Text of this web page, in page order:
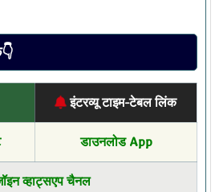
इंटरव्यू टाइम-टेबल लिंक
डाउनलोड App
व्हाट्सएप चैनल